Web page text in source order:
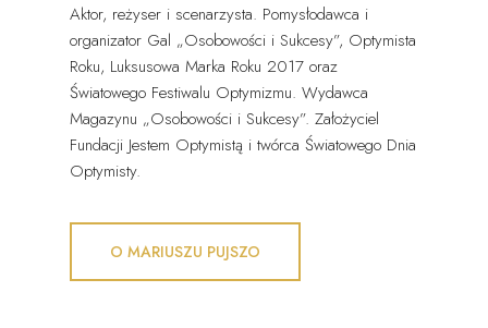
Aktor, reżyser i scenarzysta. Pomysłodawca i
organizator Gal „Osobowości i Sukcesy”, Optymista
Roku, Luksusowa Marka Roku 2017 oraz
Światowego Festiwalu Optymizmu. Wydawca
Magazynu „Osobowości i Sukcesy”. Założyciel
Fundacji Jestem Optymistą i twórca Światowego Dnia
Optymisty.
O MARIUSZU PUJSZO